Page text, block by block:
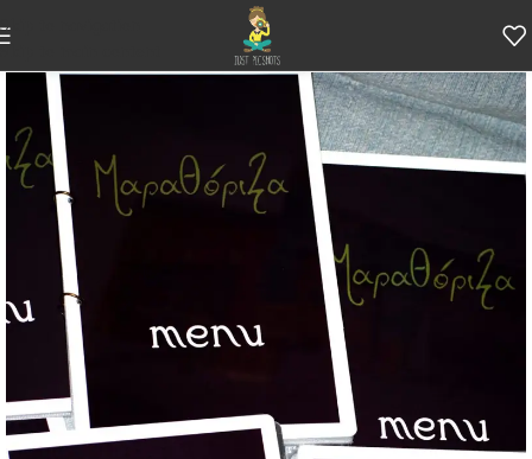
Skip to navigation
Skip to main content